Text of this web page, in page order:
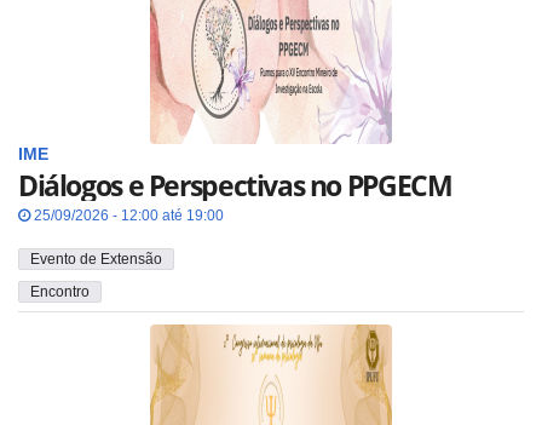
IME
Diálogos e Perspectivas no PPGECM
25/09/2026 - 12:00 até 19:00
Evento de Extensão
Encontro